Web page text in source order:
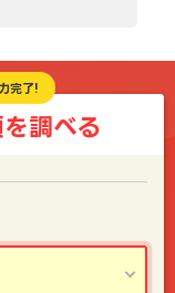
完了!
調べる